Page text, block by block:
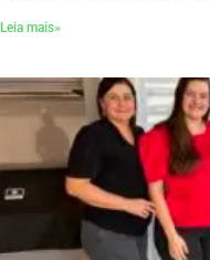
Leia mais»